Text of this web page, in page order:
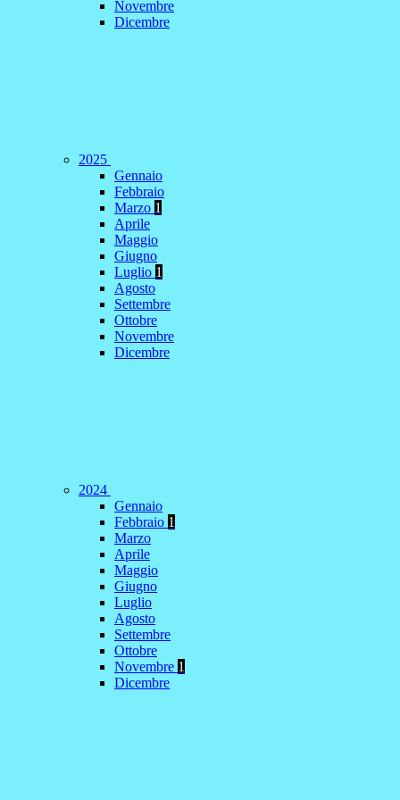
Novembre
Dicembre
2025
Gennaio
Febbraio
Marzo 1
Aprile
Maggio
Giugno
Luglio 1
Agosto
Settembre
Ottobre
Novembre
Dicembre
2024
Gennaio
Febbraio 1
Marzo
Aprile
Maggio
Giugno
Luglio
Agosto
Settembre
Ottobre
Novembre 1
Dicembre